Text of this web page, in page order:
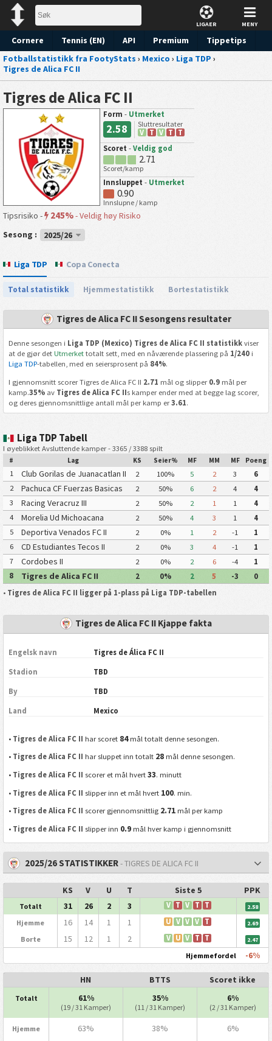
LIGAER MENY
Cornere Tennis (EN) API Premium
Tippetips
Fotballstatistikk fra FootyStats › Mexico › Liga TDP ›
Tigres de Alica FC II
Tigres de Alica FC II
Form - Utmerket
2.58
Sluttresultater
V
T V T
T
Scoret - Veldig god
2.71
Scoret/kamp
Innsluppet - Utmerket
0.90
Innslupne / kamp
Tipsrisiko - 245%-Veldig høy Risiko
Sesong :
2025/26
Liga TDP Copa Conecta
Total statistikk Hjemmestatistikk Bortestatistikk
Tigres de Alica FC II Sesongens resultater
Denne sesongen i Liga TDP (Mexico) Tigres de Alica FC II statistikkviser
at de gjør det Utmerkettotalt sett, med en nåværende plassering på 1/240i
Liga TDP-tabellen, med en seiersprosent på 84%.
I gjennomsnitt scorer Tigres de Alica FC II 2.71 mål og slipper 0.9mål per
kamp.35%av Tigres de Alica FC IIs kamper ender med at begge lag scorer,
og deres gjennomsnittlige antall mål per kamp er3.61.
Liga TDP Tabell
I øyeblikket Avsluttende kamper - 3365 / 3388 spilt
# Lag KS Seier% MF MM MF Poeng
1 Club Gorilas de Juanacatlan II 2 100% 5 2 3
6
2
Pachuca CF Fuerzas Basicas
Pachuca CF III
2 50% 6 2 4
4
3
Racing Veracruz III 2 50% 2 1 1
4
4
Morelia Ud Michoacana 2 50% 4 3 1
4
5
Deportiva Venados FC II 2 0% 1 2 -1
1
6
CD Estudiantes Tecos II 2 0% 3 4 -1
1
7
Cordobes II 2 0% 2 6 -4
1
8
Tigres de Alica FC II 2 0% 2 5 -3
0
• Tigres de Alica FC II ligger på 1-plass på Liga TDP-tabellen
Tigres de Alica FC II Kjappe fakta
Engelsk navn Tigres de Álica FC II
Stadion TBD
By TBD
Land Mexico
• Tigres de Alica FC II har scoret 84mål totalt denne sesongen.
• Tigres de Alica FC II har sluppet inn totalt 28 mål denne sesongen.
• Tigres de Alica FC II scorer et mål hvert33. minutt
• Tigres de Alica FC II slipper inn et mål hvert 100. min.
• Tigres de Alica FC II scorer gjennomsnittlig 2.71 mål per kamp
• Tigres de Alica FC II slipper inn 0.9 mål hver kamp i gjennomsnitt
2025/26 STATISTIKKER- TIGRES DE ALICA FC II
KS V U T Siste 5 PPK
Totalt 31 26 2 3 V T V T T 2.58
Hjemme 16 14 1 1 U V V V T 2.69
Borte 15 12 1 2 V U V T T 2.47
Hjemmefordel -6%
HN BTTS Scoret ikke
Totalt 61%
(19 / 31 Kamper)
35%
(11 / 31 Kamper)
6%
(2 / 31 Kamper)
Hjemme 63% 38% 6%